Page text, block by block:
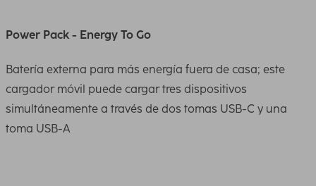
Power Pack - Energy To Go
Batería externa para más energía fuera de casa; este
cargador móvil puede cargar tres dispositivos
simultáneamente a través de dos tomas USB-C y una
toma USB-A